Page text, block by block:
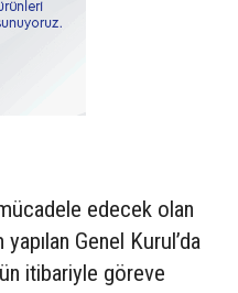
edecek olan
Genel Kurul’da
itibariyle göreve